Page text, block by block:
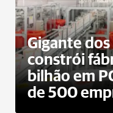
Gigante
constrói
bilhão em
de 500